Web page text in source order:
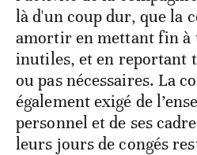
là d'un coup dur, que la
amortir en mettant fin à
inutiles, et en reportant
ou pas nécessaires. La
également exigé de
personnel et de ses
leurs jours de congés